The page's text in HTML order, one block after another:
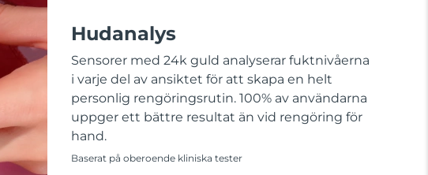
Hudanalys
Sensorer med 24k guld analyserar fuktnivåerna
i varje del av ansiktet för att skapa en helt
personlig rengöringsrutin. 100% av användarna
uppger ett bättre resultat än vid rengöring för
hand.
Baserat på oberoende kliniska tester